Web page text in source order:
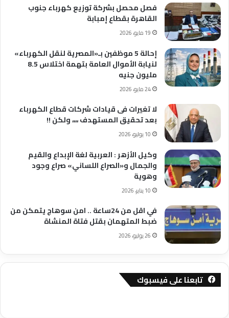
فصل محصل بشركة توزيع كهرباء جنوب
القاهرة بقطاع إمبابة
19 مايو، 2026
إحالة 5 موظفين بـ«المصرية لنقل الكهرباء»
لنيابة الأموال العامة بتهمة اختلاس 8.5
مليون جنيه
24 مايو، 2026
لا تغيرات فى قيادات شركات قطاع الكهرباء
بعد تحقيق المستهدف ،،،، ولكن !!
10 يوليو، 2026
وكيل الأزهر : العربية لغة الإبداع والقيم
والجمال و«الصراع اللساني» صراع وجود
وهوية
10 يناير، 2026
في اقل من 24ساعة .. امن سوهاج يتمكن من
ضبط المتهمان بقتل فتاة المنشاة
26 يوليو، 2026
تابعنا على فيسبوك